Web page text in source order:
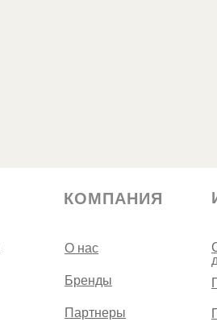
Партнеры
Бренды
О нас
КОМПАНИЯ